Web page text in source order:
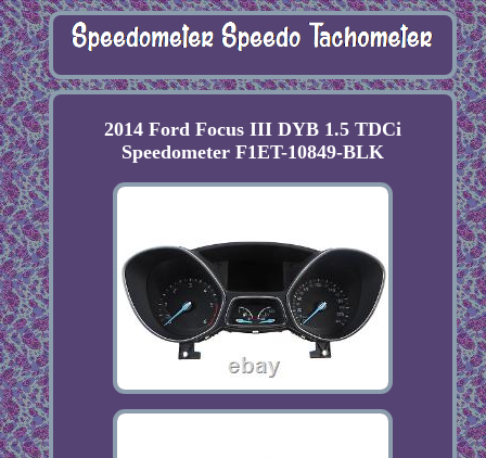
2014 Ford Focus III DYB 1.5 TDCi
Speedometer F1ET-10849-BLK